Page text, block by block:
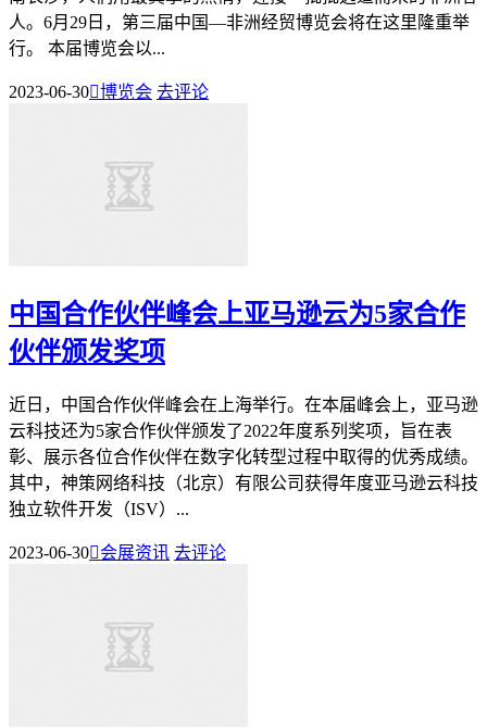
人。6月29日，第三届中国—非洲经贸博览会将在这里隆重举
行。 本届博览会以...
2023-06-30博览会 去评论
中国合作伙伴峰会上亚马逊云为5家合作
伙伴颁发奖项
近日，中国合作伙伴峰会在上海举行。在本届峰会上，亚马逊
云科技还为5家合作伙伴颁发了2022年度系列奖项，旨在表
彰、展示各位合作伙伴在数字化转型过程中取得的优秀成绩。
其中，神策网络科技（北京）有限公司获得年度亚马逊云科技
独立软件开发（ISV）...
2023-06-30会展资讯 去评论